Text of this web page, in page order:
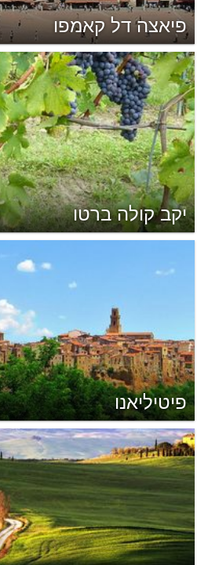
פיאצה דל קאמפו
יקב קולה ברטו
פיטיליאנו